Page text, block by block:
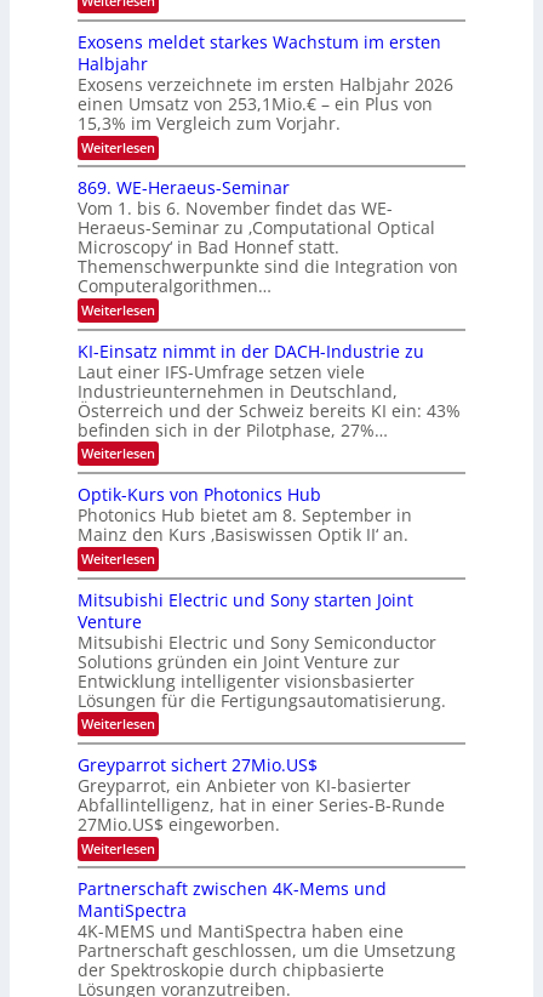
T
a
k
s
r
V
S
I
O
N
2
0
2
6
l
e
t
r
o
n
k
-
u
n
d
B
i
l
d
v
e
r
a
r
b
e
i
n
g
s
-
T
e
n
d
s
W
n
d
i
e
K
I
m
i
t
d
e
n
k
t
Exosens meldet starkes Wachstum im ersten
Halbjahr
Exosens verzeichnete im ersten Halbjahr 2026
einen Umsatz von 253,1Mio.€ – ein Plus von
15,3% im Vergleich zum Vorjahr.
Weiterlesen:
E
x
o
s
e
n
s
m
e
l
d
e
t
s
t
a
r
k
e
W
a
c
h
s
u
i
m
e
r
s
t
e
n
H
a
l
b
j
a
r
869. WE-Heraeus-Seminar
Vom 1. bis 6. November findet das WE-
Heraeus-Seminar zu ‚Computational Optical
Microscopy‘ in Bad Honnef statt.
Themenschwerpunkte sind die Integration von
Computeralgorithmen…
Weiterlesen:
8
9
.
W
E
-
H
e
r
a
e
u
s
-
S
e
n
a
r
KI-Einsatz nimmt in der DACH-Industrie zu
Laut einer IFS-Umfrage setzen viele
Industrieunternehmen in Deutschland,
Österreich und der Schweiz bereits KI ein: 43%
befinden sich in der Pilotphase, 27%…
Weiterlesen:
K
-
E
i
n
s
t
n
m
m
t
i
n
d
e
r
D
A
C
H
I
n
d
u
s
t
Optik-Kurs von Photonics Hub
Photonics Hub bietet am 8. September in
Mainz den Kurs ‚Basiswissen Optik II‘ an.
Weiterlesen:
O
p
t
k
-
K
u
r
s
v
o
n
P
h
o
t
o
n
i
c
H
u
b
Mitsubishi Electric und Sony starten Joint
Venture
Mitsubishi Electric und Sony Semiconductor
Solutions gründen ein Joint Venture zur
Entwicklung intelligenter visionsbasierter
Lösungen für die Fertigungsautomatisierung.
Weiterlesen:
M
t
s
u
b
i
s
i
E
e
c
t
Greyparrot sichert 27Mio.US$
Greyparrot, ein Anbieter von KI-basierter
Abfallintelligenz, hat in einer Series-B-Runde
27Mio.US$ eingeworben.
Weiterlesen:
G
r
e
y
p
a
r
r
Partnerschaft zwischen 4K-Mems und
MantiSpectra
4K-MEMS und MantiSpectra haben eine
Partnerschaft geschlossen, um die Umsetzung
der Spektroskopie durch chipbasierte
Lösungen voranzutreiben.